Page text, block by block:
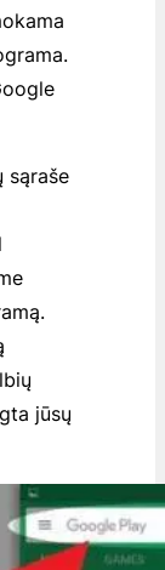
sąraše
jūsų